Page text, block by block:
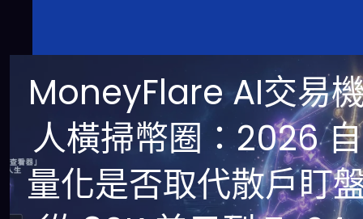
MoneyFlare AI交易
人橫掃幣圈：2026
量化是否取代散戶盯